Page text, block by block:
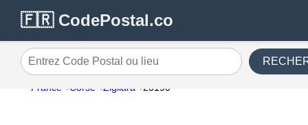
🇫🇷 CodePostal.co
Entrez Code Postal ou lieu
France Corse Zigliara 20190